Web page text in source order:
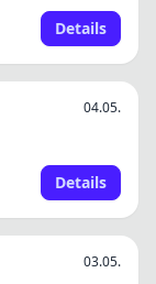
Details
04.05.
Details
03.05.